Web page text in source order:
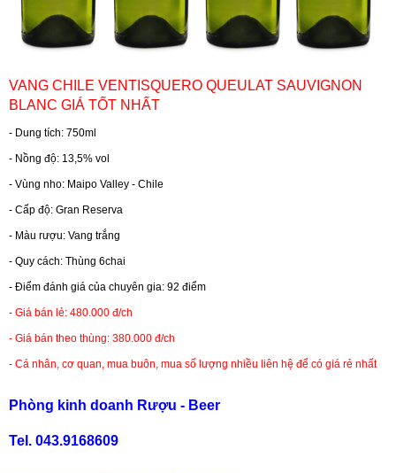
RƯỢU WHISKY
RƯỢU XO BRANDY
RƯỢU VODKA
RƯỢU COGNAC
RƯỢU VANG ĐÀ LẠT
BIA NGOẠI
TRỐNG RƯỢU
Rượu Vang Argentina
VANG CHILE VENTISQUERO QUEULAT SAUVIGNON
BLANC GIÁ TỐT NHẤT
- Dung tích: 750ml
- Nồng độ: 13,5% vol
- Vùng nho: Maipo Valley - Chile
- Cấp độ: Gran Reserva
- Màu rượu: Vang trắng
- Quy cách: Thùng 6chai
- Điểm đánh giá của chuyên gia: 92 điểm
- Giá bán lẻ: 480.000 đ/ch
- Giá bán theo thùng: 380.000 đ/ch
- Cá nhân, cơ quan, mua buôn, mua số lượng nhiều liên hệ để có giá rẻ nhất
Phòng kinh doanh Rượu - Beer
Tel. 043.9168609